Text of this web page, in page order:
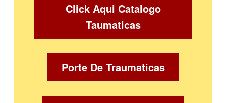
Click Aqui Catalogo
Taumaticas
Porte De Traumaticas